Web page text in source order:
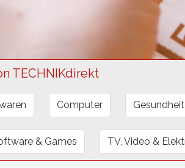
TECHNIKdirekt
Computer Gesundheit
& Games TV, Video &